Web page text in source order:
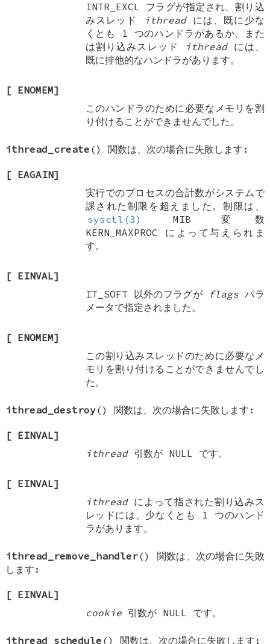
INTR_EXCL フラグが指定され、割り込
みスレッド
ithreadには、既に少な
くとも 1 つのハンドラがあるか、また
は割り込みスレッド
ithreadには、
既に排他的なハンドラがあります。
[ ENOMEM]
このハンドラのために必要なメモリを割
り付けることができませんでした。
ithread_create () 関数は、次の場合に失敗します:
[ EAGAIN]
実行でのプロセスの合計数がシステムで
課された制限を超えました。制限は、
sysctl(3)
MIB 変数
KERN_MAXPROC によって与えられま
す。
[ EINVAL]
IT_SOFT 以外のフラグが flags パラ
メータで指定されました。
[ ENOMEM]
この割り込みスレッドのために必要なメ
モリを割り付けることができませんでし
た。
ithread_destroy() 関数は、次の場合に失敗します:
[ EINVAL]
ithread引数が NULL です。
[ EINVAL]
ithreadによって指された割り込みス
レッドには、少なくとも 1 つのハンド
ラがあります。
ithread_remove_handler() 関数は、次の場合に失敗
します:
[ EINVAL]
cookie引数が NULL です。
ithread_schedule () 関数は、次の場合に失敗します: